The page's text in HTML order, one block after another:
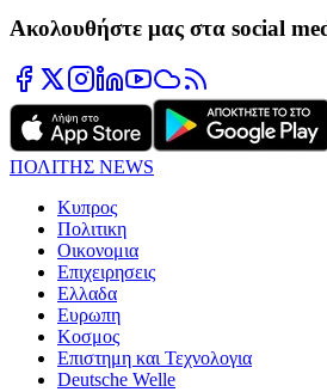
Ακολουθήστε μας στα social
ΠΟΛΙΤΗΣ NEWS
Κυπρος
Πολιτικη
Οικονομια
Επιχειρησεις
Ελλαδα
Ευρωπη
Κοσμος
Επιστημη και Τεχνολογια
Deutsche Welle